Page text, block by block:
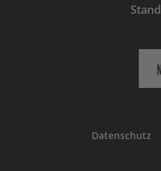
Datenschutz